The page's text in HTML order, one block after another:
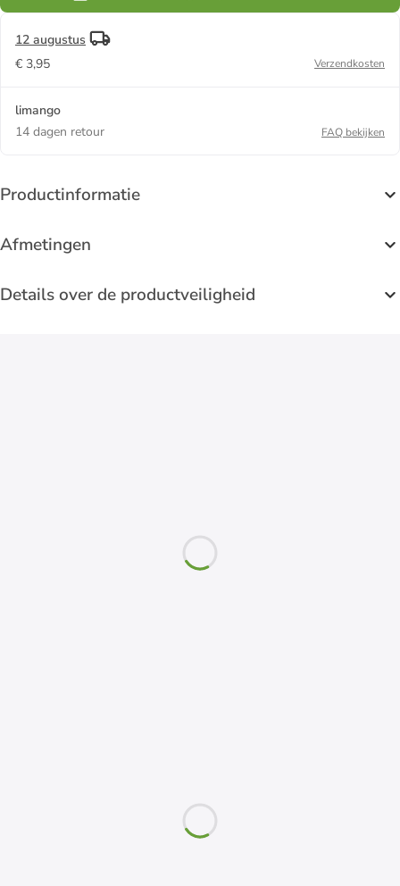
12 augustus
€ 3,95
Verzendkosten
limango
14 dagen retour
FAQ bekijken
Productinformatie
Afmetingen
Details over de productveiligheid